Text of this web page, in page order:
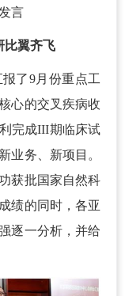
言
比翼齐飞
了9月份重点工
心的交叉疾病收
完成III期临床试
业务、新项目。
获批国家自然科
绩的同时，各亚
逐一分析，并给